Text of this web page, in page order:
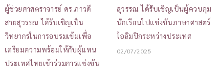
ผู้ช่วยศาสตราจารย์ ดร.ภาวดี
สายสุวรรณ ได้รับเชิญเป็น
วิทยากรในการอบรมเข้มเพื่อ
เตรียมความพร้อมให้กับผู้แทน
ประเทศไทยเข้าร่วมการแข่งขัน
สุวรรณ ได้รับเชิญเป็นผู้ควบคุม
นักเรียนไปแข่งขันภาษาศาสตร์
โอลิมปิกระหว่างประเทศ
02/07/2025